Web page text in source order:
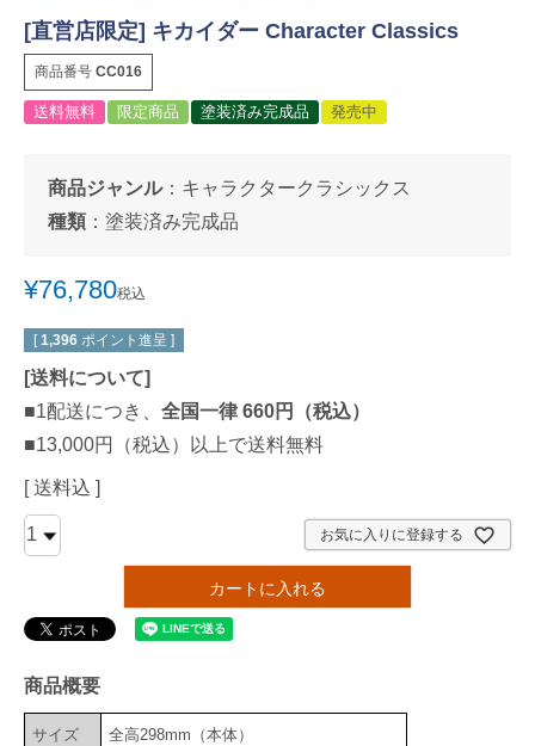
[直営店限定] キカイダー Character Classics
商品番号 CC016
送料無料 限定商品 塗装済み完成品 発売中
商品ジャンル： キャラクタークラシックス
種類 ： 塗装済み完成品
¥76,780税込
[ 1,396 ポイント進呈 ]
[送料について]
■1配送につき、 全国一律 660円（税込）
■13,000円（税込）以上で送料無料
送料込
お気に入りに登録する
カートに入れる
商品概要
サイズ 全高298mm（本体）